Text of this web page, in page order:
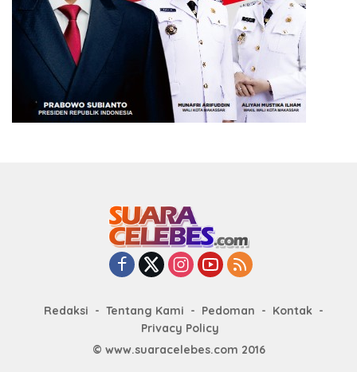
Redaksi Tentang Kami Pedoman
Kontak
Privacy Policy
© www.suaracelebes.com 2016